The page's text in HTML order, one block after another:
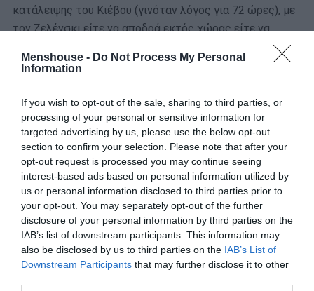
Menshouse - Do Not Process My Personal
Information
If you wish to opt-out of the sale, sharing to third parties, or
processing of your personal or sensitive information for
targeted advertising by us, please use the below opt-out
section to confirm your selection. Please note that after your
opt-out request is processed you may continue seeing
interest-based ads based on personal information utilized by
us or personal information disclosed to third parties prior to
your opt-out. You may separately opt-out of the further
disclosure of your personal information by third parties on the
IAB’s list of downstream participants. This information may
also be disclosed by us to third parties on the IAB’s List of
Downstream Participants that may further disclose it to other
κατάλειψης του Κιέβου (γινόταν λόγος για 72 ώρες), με
τον Ζελένσκι είτε να αποδρά εκτός χώρας είτε να
συλλαμβάνεται, έχει ήδη «καεί». Αν εκπληρωνόταν με
τέτοια ταχύτητα το σχέδιο της «Αρκούδας», τότε θα
Ουκρανίας σε ανατολική και δυτική, με σύνορο τον
ποταμό Δνείπερο.
Τώρα όμως που δεν συνέβη αυτό, συγκεντρώνει ολοένα
και περισσότερες πιθανότητες το σενάριο του «Νέου
Αφγανιστάν», ενός σεναρίου που εξ αρχής υποστηρίζει ο
πρόεδρος Μακρόν: ένας πόλεμος διαρκείας (περίπου 6-
8 μηνών) που θα τσακίσει κυριολεκτικά τις υποδομές
της Ουκρανίας, καθιστώντας την ουσιαστικά ένα
κατεστραμμένο κράτος με ανύπαρκτη οικονομία, ενώ